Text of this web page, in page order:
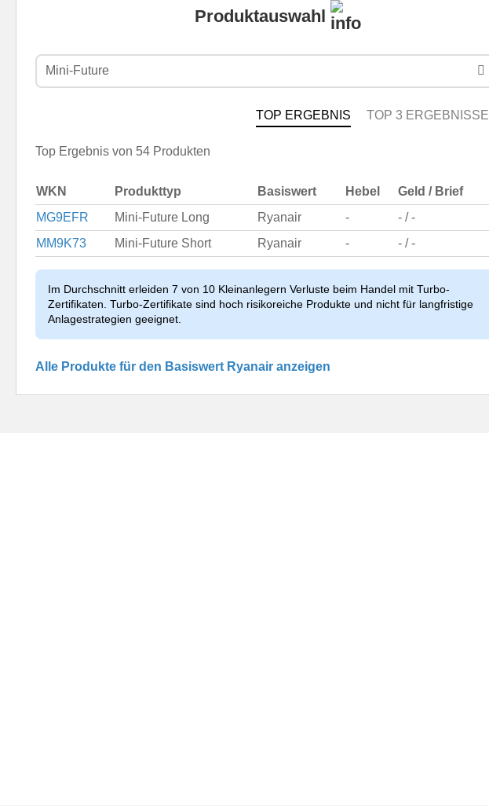
Produktauswahl
Mini-Future
TOP ERGEBNIS TOP 3 ERGEBNISSE
Top Ergebnis von 54 Produkten
WKN Produkttyp Basiswert Hebel
Geld / Brief
MG9EFR
Mini-Future Long Ryanair -
- / -
MM9K73
Mini-Future Short Ryanair - - / -
Im Durchschnitt erleiden 7 von 10 Kleinanlegern Verluste beim Handel mit Turbo-
Zertifikaten. Turbo-Zertifikate sind hoch risikoreiche Produkte und nicht für langfristige
Anlagestrategien geeignet.
Alle Produkte für den Basiswert Ryanair anzeigen